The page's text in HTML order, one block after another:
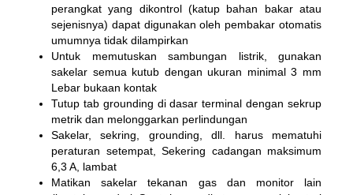
perangkat yang dikontrol (katup bahan bakar atau
sejenisnya) dapat digunakan oleh pembakar otomatis
umumnya tidak dilampirkan
Untuk memutuskan sambungan listrik, gunakan
sakelar semua kutub dengan ukuran minimal 3 mm
Lebar bukaan kontak
Tutup tab grounding di dasar terminal dengan sekrup
metrik dan melonggarkan perlindungan
Sakelar, sekring, grounding, dll. harus mematuhi
peraturan setempat, Sekering cadangan maksimum
6,3 A, lambat
Matikan sakelar tekanan gas dan monitor lain